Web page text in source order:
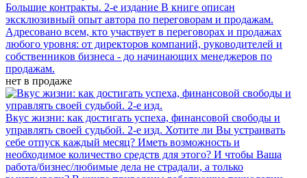
Большие контракты. 2-е издание В книге описан
эксклюзивный опыт автора по переговорам и продажам.
Адресовано всем, кто участвует в переговорах и продажах
любого уровня: от директоров компаний, руководителей и
собственников бизнеса - до начинающих менеджеров по
продажам.
нет в продаже
Вкус жизни: как достигать успеха, финансовой свободы и
управлять своей судьбой. 2-е изд. Хотите ли Вы устраивать
себе отпуск каждый месяц? Иметь возможность и
необходимое количество средств для этого? И чтобы Ваша
работа/бизнес/любимые дела не страдали, а только